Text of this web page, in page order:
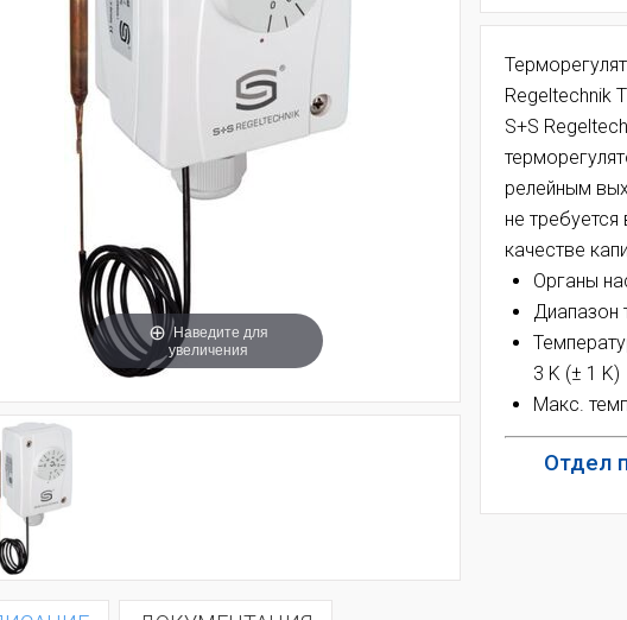
Наведите для
увеличения
Regeltechnik
S+S
релейным
не
качестве
Органы
Диапазон
3 K (± 1 K)
Макс.
Отдел